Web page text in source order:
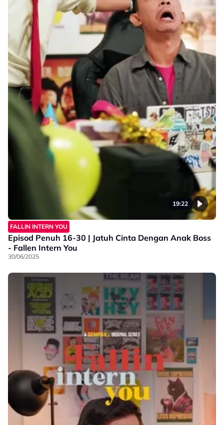
19:22
FALLIN INTERN YOU
Episod Penuh 16-30 | Jatuh Cinta Dengan Anak Boss
- Fallen Intern You
30/06/2025